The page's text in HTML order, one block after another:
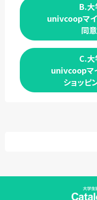
B.
univcoopマ
同
C.
univcoopマ
ショッピ